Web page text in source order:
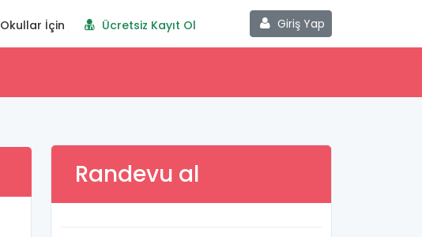
Giriş Yap
Okullar İçin Ücretsiz Kayıt Ol
Randevu al